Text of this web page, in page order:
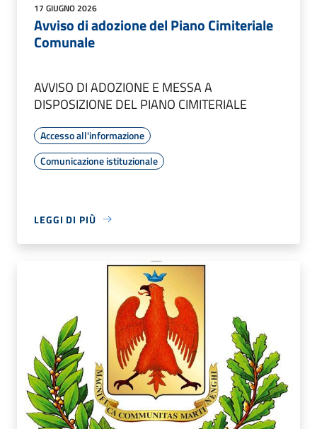
17 GIUGNO 2026
Avviso di adozione del Piano Cimiteriale
Comunale
AVVISO DI ADOZIONE E MESSA A
DISPOSIZIONE DEL PIANO CIMITERIALE
Accesso all'informazione
Comunicazione istituzionale
LEGGI DI PIÙ